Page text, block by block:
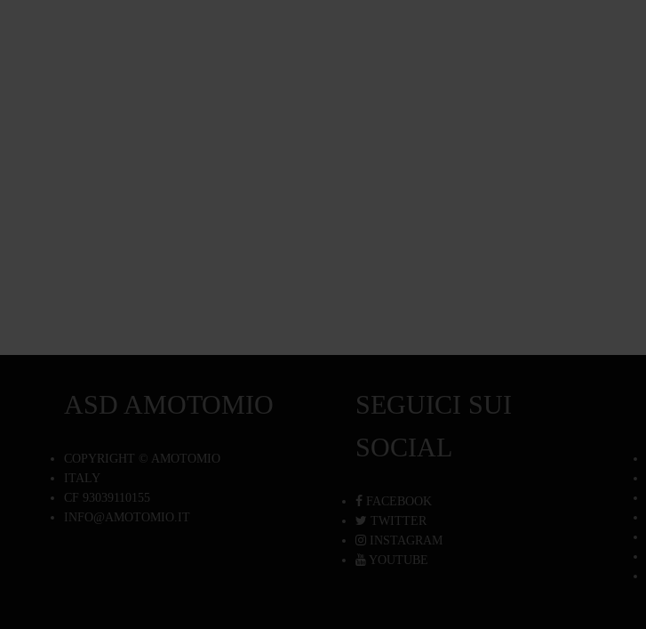
ASD AMOTOMIO
COPYRIGHT © AMOTOMIO
ITALY
CF 93039110155
INFO@AMOTOMIO.IT
SEGUICI SUI
SOCIAL
FACEBOOK
TWITTER
INSTAGRAM
YOUTUBE